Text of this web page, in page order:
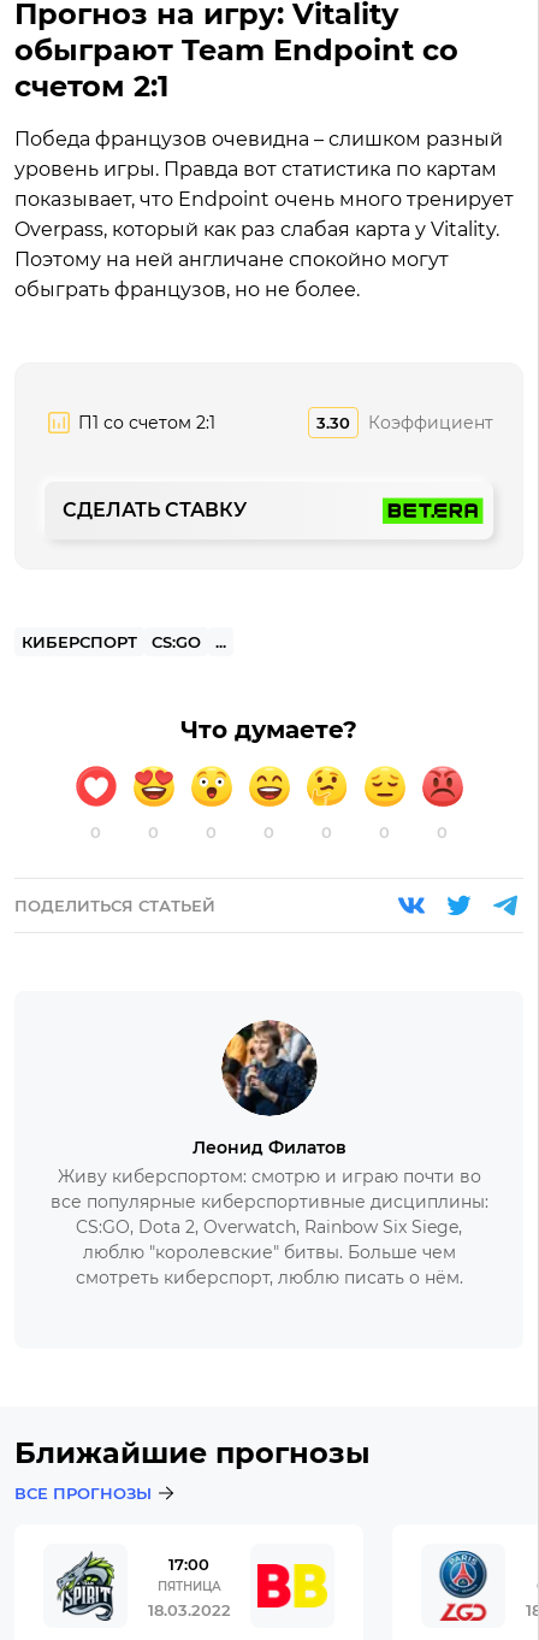
Прогноз на игру: Vitality
обыграют Team Endpoint со
счетом 2:1
Победа французов очевидна – слишком разный
уровень игры. Правда вот статистика по картам
показывает, что Endpoint очень много тренирует
Overpass, который как раз слабая карта у Vitality.
Поэтому на ней англичане спокойно могут
обыграть французов, но не более.
П1 со счетом 2:1 3.30 Коэффициент
СДЕЛАТЬ СТАВКУ
КИБЕРСПОРТ CS:GO ...
Что думаете?
0 0 0 0 0 0 0
ПОДЕЛИТЬСЯ СТАТЬЕЙ
Леонид Филатов
Живу киберспортом: смотрю и играю почти во
все популярные киберспортивные дисциплины:
CS:GO, Dota 2, Overwatch, Rainbow Six Siege,
люблю "королевские" битвы. Больше чем
смотреть киберспорт, люблю писать о нём.
Ближайшие прогнозы
ВСЕ ПРОГНОЗЫ
17:00
ПЯТНИЦА
18.03.2022